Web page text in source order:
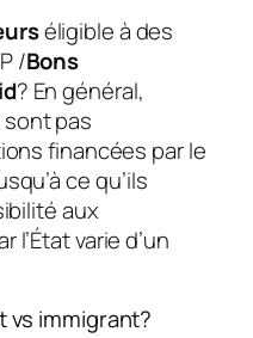
éligible à des
/Bons
? En général,
sont pas
financées par le
ce qu’ils
aux
l’État varie d’un
vs immigrant?